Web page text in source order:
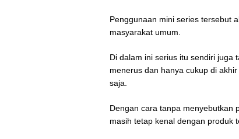
Penggunaan mini series tersebut
masyarakat umum.
Di dalam ini serius itu sendiri juga
menerus dan hanya cukup di
saja.
Dengan cara tanpa menyebutkan
masih tetap kenal dengan produk